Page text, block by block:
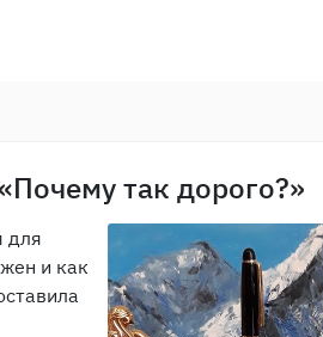
так дорого?»
для
и как